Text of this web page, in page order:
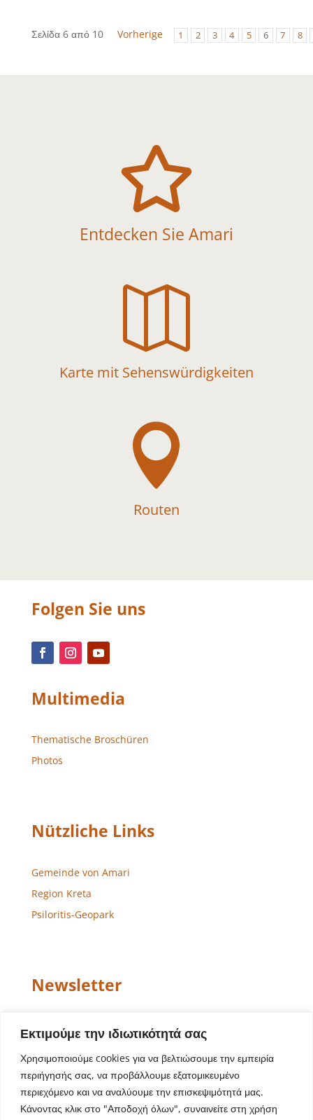
Εκτιμούμε την ιδιωτικότητά σας
Χρησιμοποιούμε cookies για να βελτιώσουμε την εμπειρία
περιήγησής σας, να προβάλλουμε εξατομικευμένο
περιεχόμενο και να αναλύουμε την επισκεψιμότητά μας.
Κάνοντας κλικ στο "Αποδοχή όλων", συναινείτε στη χρήση
Σελίδα 6 από 10 Vorherige 1 2 3 4 5 6 7 8

Entdecken Sie Amari

Karte mit Sehenswürdigkeiten

Routen
Folgen Sie uns
Multimedia
Thematische Broschüren
Photos
Nützliche Links
Gemeinde von Amari
Region Kreta
Psiloritis-Geopark
Newsletter